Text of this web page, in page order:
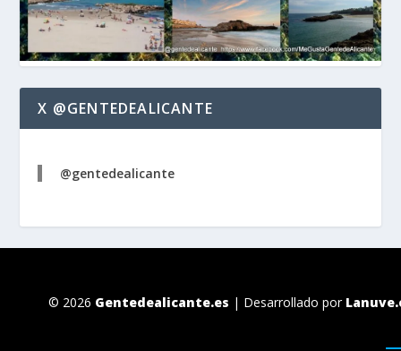
X @GENTEDEALICANTE
@gentedealicante
© 2026 Gentedealicante.es | Desarrollado por